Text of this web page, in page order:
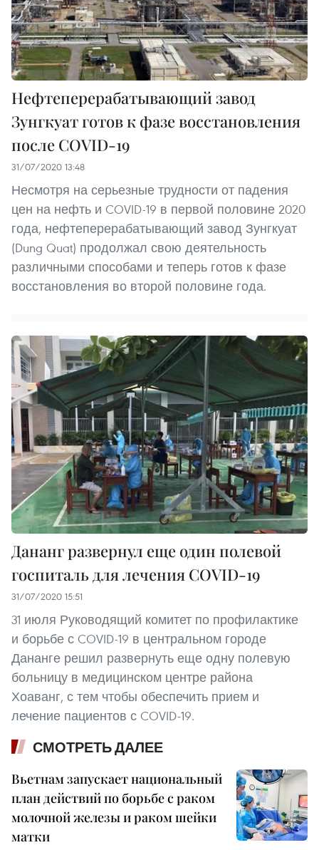
Нефтеперерабатывающий завод
Зунгкуат готов к фазе восстановления
после COVID-19
31/07/2020 13:48
Несмотря на серьезные трудности от падения
цен на нефть и COVID-19 в первой половине 2020
года, нефтеперерабатывающий завод Зунгкуат
(Dung Quat) продолжал свою деятельность
различными способами и теперь готов к фазе
восстановления во второй половине года.
Дананг развернул еще один полевой
госпиталь для лечения COVID-19
31/07/2020 15:51
31 июля Руководящий комитет по профилактике
и борьбе с COVID-19 в центральном городе
Дананге решил развернуть еще одну полевую
больницу в медицинском центре района
Хоаванг, с тем чтобы обеспечить прием и
лечение пациентов с COVID-19.
СМОТРЕТЬ ДАЛЕЕ
Вьетнам запускает национальный
план действий по борьбе с раком
молочной железы и раком шейки
матки